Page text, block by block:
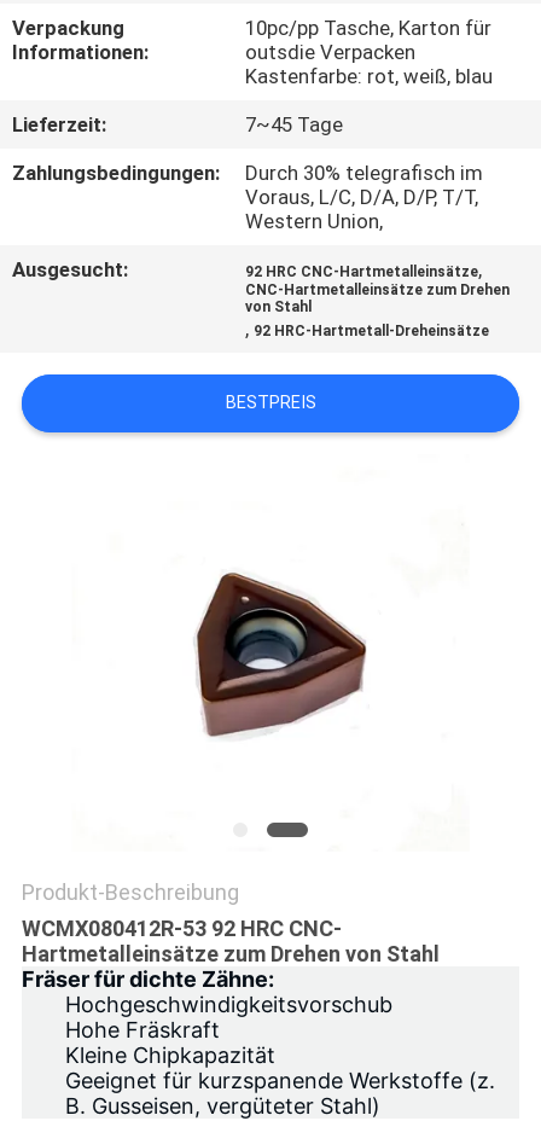
QUALITÄTSKONTROLLE
NACHRICHTEN
SITEMAP
POLICY
Verpackung
Informationen:
10pc/pp Tasche, Karton für
outsdie Verpacken
Kastenfarbe: rot, weiß, blau
Lieferzeit:
7~45 Tage
Zahlungsbedingungen:
Durch 30% telegrafisch im
Voraus, L/C, D/A, D/P, T/T,
Western Union,
Ausgesucht:
92 HRC CNC-Hartmetalleinsätze,
CNC-Hartmetalleinsätze zum Drehen
von Stahl
, 92 HRC-Hartmetall-Dreheinsätze
BESTPREIS
Produkt-Beschreibung
WCMX080412R-53 92 HRC CNC-
Hartmetalleinsätze zum Drehen von Stahl
Fräser für dichte Zähne:
Hochgeschwindigkeitsvorschub
Hohe Fräskraft
Kleine Chipkapazität
Geeignet für kurzspanende Werkstoffe (z.
B. Gusseisen, vergüteter Stahl)